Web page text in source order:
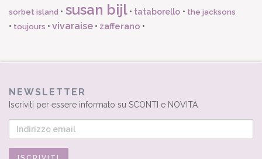
sorbet island • susan bijl• tataborello • the jacksons
• toujours • vivaraise • zafferano •
NEWSLETTER
Iscriviti per essere informato su SCONTI e NOVITÀ